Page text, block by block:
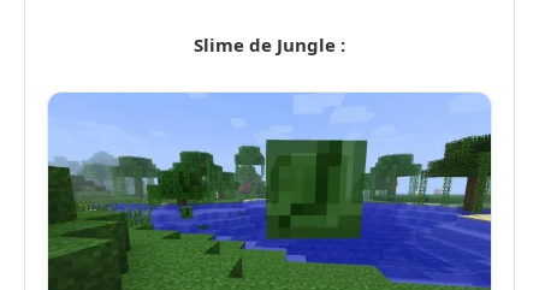
Slime de Jungle :